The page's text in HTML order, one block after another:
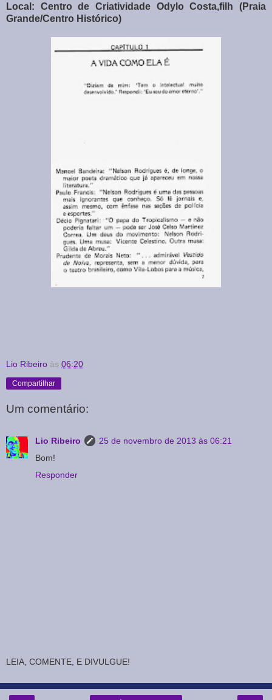
Local: Centro de Criatividade Odylo Costa,filh (Praia
Grande/Centro Histórico)
Lio Ribeiro às 06:20
Compartilhar
Um comentário:
Lio Ribeiro
25 de novembro de 2013 às 06:21
Bom!
Responder
LEIA, COMENTE, E DIVULGUE!